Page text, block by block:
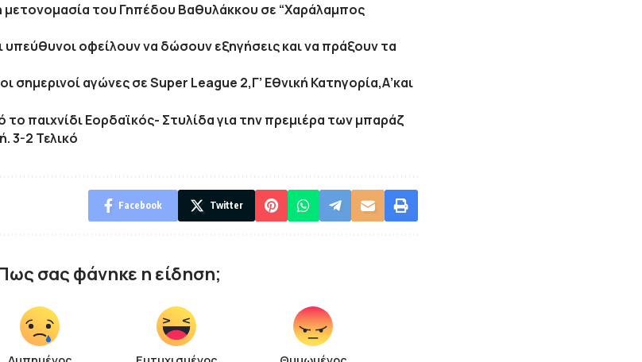
μετονομασία του Γηπέδου Βαθυλάκκου σε “Χαράλαμπος
οφείλουν να δώσουν εξηγήσεις και να πράξουν τα
σημερινοί αγώνες σε Super League 2,Γ’ Εθνική Κατηγορία,Α’και
παιχνίδι Εορδαϊκός- Στυλίδα για την πρεμιέρα των μπαράζ
3-2 Τελικό
Facebook Twitter
σας φάνηκε η είδηση;